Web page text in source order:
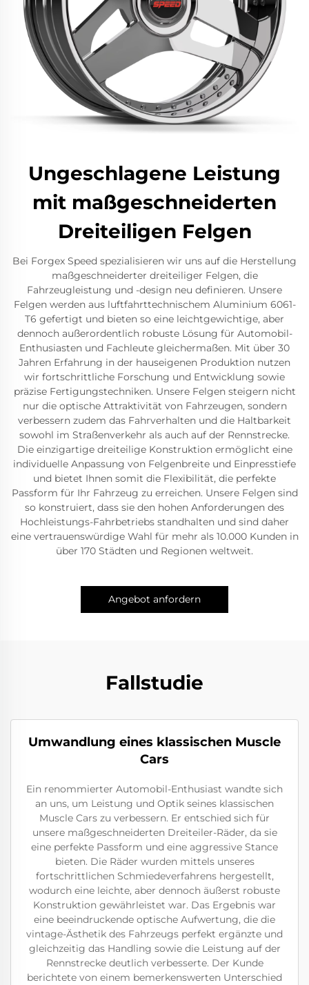
Ungeschlagene Leistung
mit maßgeschneiderten
Dreiteiligen Felgen
Bei Forgex Speed spezialisieren wir uns auf die Herstellung
maßgeschneiderter dreiteiliger Felgen, die
Fahrzeugleistung und -design neu definieren. Unsere
Felgen werden aus luftfahrttechnischem Aluminium 6061-
T6 gefertigt und bieten so eine leichtgewichtige, aber
dennoch außerordentlich robuste Lösung für Automobil-
Enthusiasten und Fachleute gleichermaßen. Mit über 30
Jahren Erfahrung in der hauseigenen Produktion nutzen
wir fortschrittliche Forschung und Entwicklung sowie
präzise Fertigungstechniken. Unsere Felgen steigern nicht
nur die optische Attraktivität von Fahrzeugen, sondern
verbessern zudem das Fahrverhalten und die Haltbarkeit
sowohl im Straßenverkehr als auch auf der Rennstrecke.
Die einzigartige dreiteilige Konstruktion ermöglicht eine
individuelle Anpassung von Felgenbreite und Einpresstiefe
und bietet Ihnen somit die Flexibilität, die perfekte
Passform für Ihr Fahrzeug zu erreichen. Unsere Felgen sind
so konstruiert, dass sie den hohen Anforderungen des
Hochleistungs-Fahrbetriebs standhalten und sind daher
eine vertrauenswürdige Wahl für mehr als 10.000 Kunden in
über 170 Städten und Regionen weltweit.
Angebot anfordern
Fallstudie
Umwandlung eines klassischen Muscle
Cars
Ein renommierter Automobil-Enthusiast wandte sich
an uns, um Leistung und Optik seines klassischen
Muscle Cars zu verbessern. Er entschied sich für
unsere maßgeschneiderten Dreiteiler-Räder, da sie
eine perfekte Passform und eine aggressive Stance
bieten. Die Räder wurden mittels unseres
fortschrittlichen Schmiedeverfahrens hergestellt,
wodurch eine leichte, aber dennoch äußerst robuste
Konstruktion gewährleistet war. Das Ergebnis war
eine beeindruckende optische Aufwertung, die die
vintage-Ästhetik des Fahrzeugs perfekt ergänzte und
gleichzeitig das Handling sowie die Leistung auf der
Rennstrecke deutlich verbesserte. Der Kunde
berichtete von einem bemerkenswerten Unterschied